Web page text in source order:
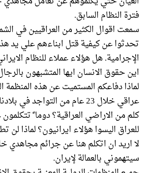
فترة النظام السابق.
سمعت اقوال الكثير من العراقيين في
تحدثوا عن كيفية قتل ابناءهم علي يد
الإجرامية. هل هؤلاء عملاء للنظام
اين حقوق الانسان ايها المتشبهون
كلم من الاراضي العراقية؟ دوما
للعراق اليسوا هؤلاء ايرانيون؟ لماذا
لا اريد ان اتكلم هنا عن جرائم مجاهدي
سيتهموني بالعمالة لإيران.